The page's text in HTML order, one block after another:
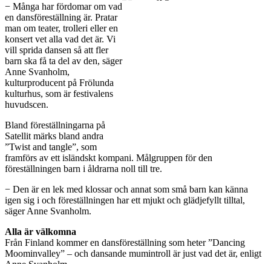
− Många har fördomar om vad
en dansföreställning är. Pratar
man om teater, trolleri eller en
konsert vet alla vad det är. Vi
vill sprida dansen så att fler
barn ska få ta del av den, säger
Anne Svanholm,
kulturproducent på Frölunda
kulturhus, som är festivalens
huvudscen.
Bland föreställningarna på
Satellit märks bland andra
”Twist and tangle”, som
framförs av ett isländskt kompani. Målgruppen för den
föreställningen barn i åldrarna noll till tre.
− Den är en lek med klossar och annat som små barn kan känna
igen sig i och föreställningen har ett mjukt och glädjefyllt tilltal,
säger Anne Svanholm.
Alla är välkomna
Från Finland kommer en dansföreställning som heter ”Dancing
Moominvalley” – och dansande mumintroll är just vad det är, enligt